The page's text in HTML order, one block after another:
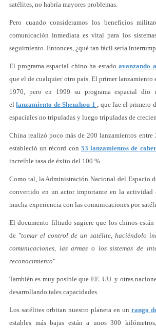
satélites, no habría mayores problemas.
Pero cuando consideramos los beneficios
comunicación inmediata es vital para los
seguimiento. Entonces, ¿qué tan fácil sería
El programa espacial chino ha estadoavanzando
que el de cualquier otro país. El primer lanzamiento
1970, pero en 1999 su programa espacial dio
ellanzamiento de Shenzhou-1 , que fue el primero
espaciales no tripuladas y luego tripuladas de
China realizó poco más de 200 lanzamientos
estableció un récord con 53 lanzamientos de
increíble tasa de éxito del 100 %.
Como tal, la Administración Nacional del Espacio
convertido en un actor importante en la actividad
mucha experiencia con las comunicaciones por
El documento filtrado sugiere que los chinos están
de "tomar el control de un satélite, haciéndolo
comunicaciones, las armas o los sistemas de
reconocimiento".
También es muy posible que EE. UU. y otras
desarrollando tales capacidades.
Los satélites orbitan nuestro planeta en un rango
estables más bajas están a unos 300